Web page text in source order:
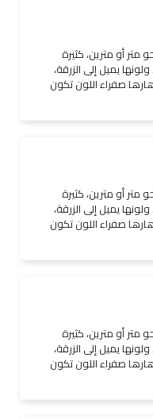
متر أو مترين، كثيرة
يميل إلى الزرقة،
صفراء اللون تكون
متر أو مترين، كثيرة
يميل إلى الزرقة،
صفراء اللون تكون
متر أو مترين، كثيرة
يميل إلى الزرقة،
صفراء اللون تكون